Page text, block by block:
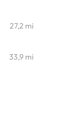
27,2 mi
33,9 mi